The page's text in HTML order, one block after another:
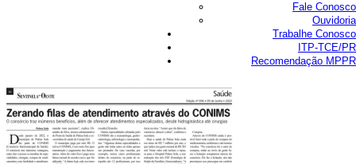
Fale Conosco
Ouvidoria
Trabalhe Conosco
ITP-TCE/PR
Recomendação MPPR